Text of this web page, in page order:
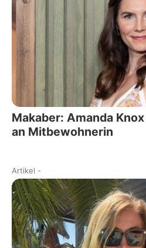
Makaber: Amanda
an Mitbewohnerin
Artikel -